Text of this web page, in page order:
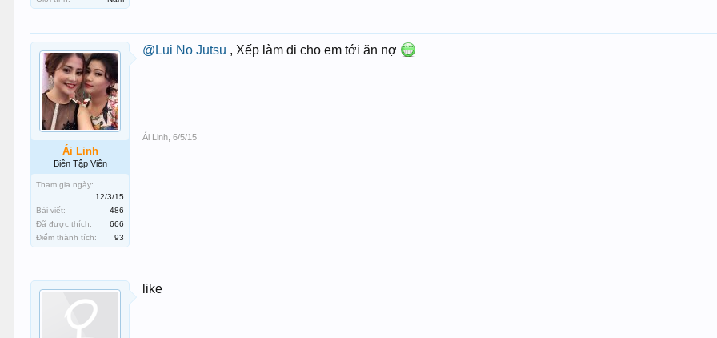
Ái Linh
Biên Tập Viên
Tham gia ngày:
12/3/15
Bài viết:
486
Đã được thích:
666
Điểm thành tích:
93
@Lui No Jutsu , Xếp làm đi cho em tới ăn nợ
Ái Linh 6/5/15
like